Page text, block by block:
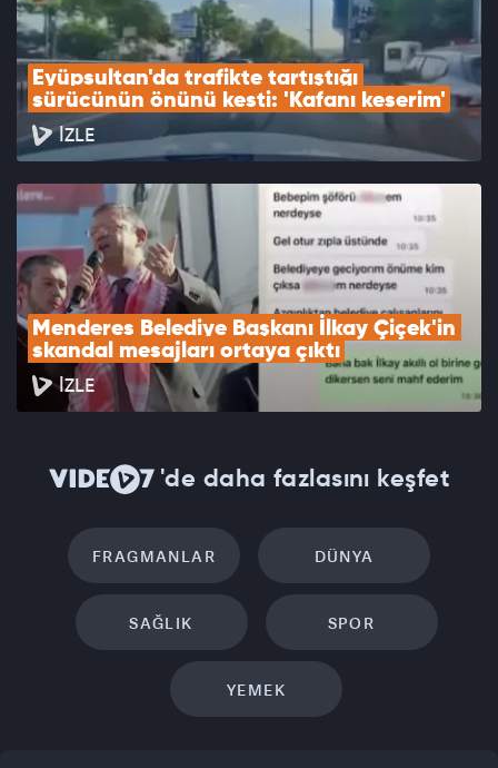
Eyüpsultan'da trafikte tartıştığı
sürücünün önünü kesti: 'Kafanı keserim'
İZLE
Menderes Belediye Başkanı İlkay Çiçek'in
skandal mesajları ortaya çıktı
İZLE
'de daha fazlasını keşfet
FRAGMANLAR DÜNYA
SAĞLIK SPOR
YEMEK